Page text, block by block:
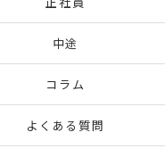
中途
コラム
よくある質問